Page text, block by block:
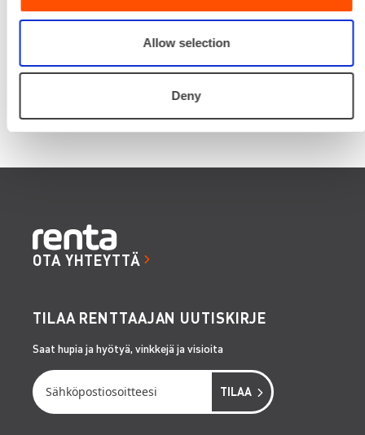
Allow selection
Deny
OTA YHTEYTTÄ
TILAA RENTTAAJAN UUTISKIRJE
Saat hupia ja hyötyä, vinkkejä ja visioita